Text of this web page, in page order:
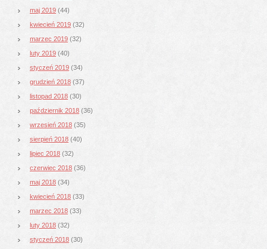
maj 2019 (44)
kwiecień 2019 (32)
marzec 2019 (32)
luty 2019 (40)
styczeń 2019 (34)
grudzień 2018 (37)
listopad 2018 (30)
październik 2018 (36)
wrzesień 2018 (35)
sierpień 2018 (40)
lipiec 2018 (32)
czerwiec 2018 (36)
maj 2018 (34)
kwiecień 2018 (33)
marzec 2018 (33)
luty 2018 (32)
styczeń 2018 (30)